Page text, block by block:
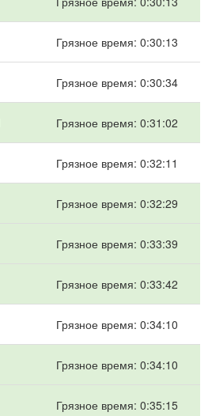
Грязное время: 0:30:13
Грязное время: 0:30:34
Грязное время: 0:31:02
Грязное время: 0:32:11
Грязное время: 0:32:29
Грязное время: 0:33:39
Грязное время: 0:33:42
Грязное время: 0:34:10
Грязное время: 0:34:10
Грязное время: 0:35:15